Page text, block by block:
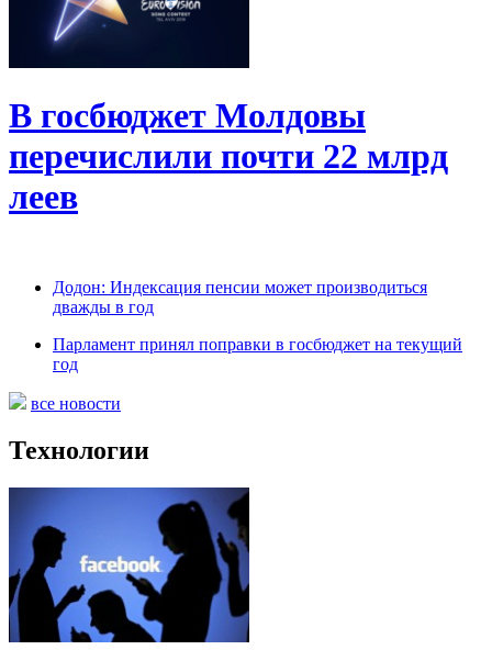
В госбюджет Молдовы
перечислили почти 22 млрд
леев
Додон: Индексация пенсии может производиться
дважды в год
Парламент принял поправки в госбюджет на текущий
год
все новости
Технологии